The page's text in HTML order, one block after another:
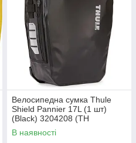
Велосипедна сумка Thule
Shield Pannier 17L (1 шт)
(Black) 3204208 (TH
3204208)
В наявності